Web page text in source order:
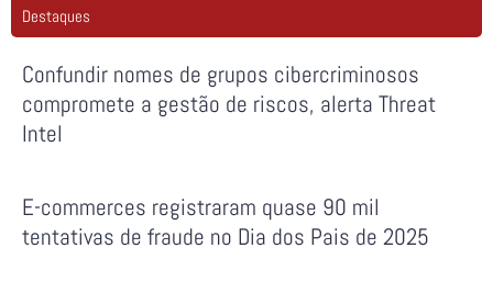
Destaques
Confundir nomes de grupos cibercriminosos
compromete a gestão de riscos, alerta Threat
Intel
E-commerces registraram quase 90 mil
tentativas de fraude no Dia dos Pais de 2025